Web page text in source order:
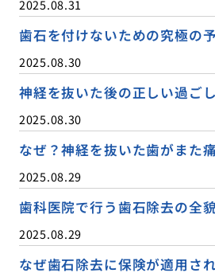
2025.08.31
歯石を付けないための究極の
2025.08.30
神経を抜いた後の正しい過ご
2025.08.30
なぜ？神経を抜いた歯がまた
2025.08.29
歯科医院で行う歯石除去の全
2025.08.29
なぜ歯石除去に保険が適用さ